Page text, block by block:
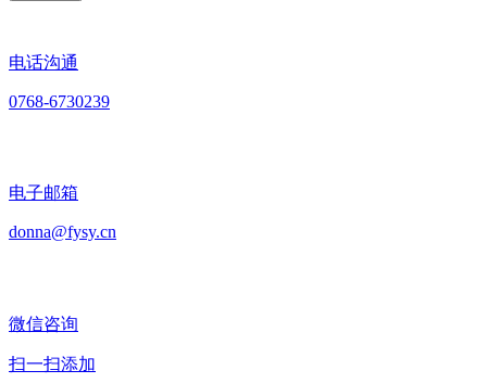
电话沟通
0768-6730239
电子邮箱
donna@fysy.cn
微信咨询
扫一扫添加